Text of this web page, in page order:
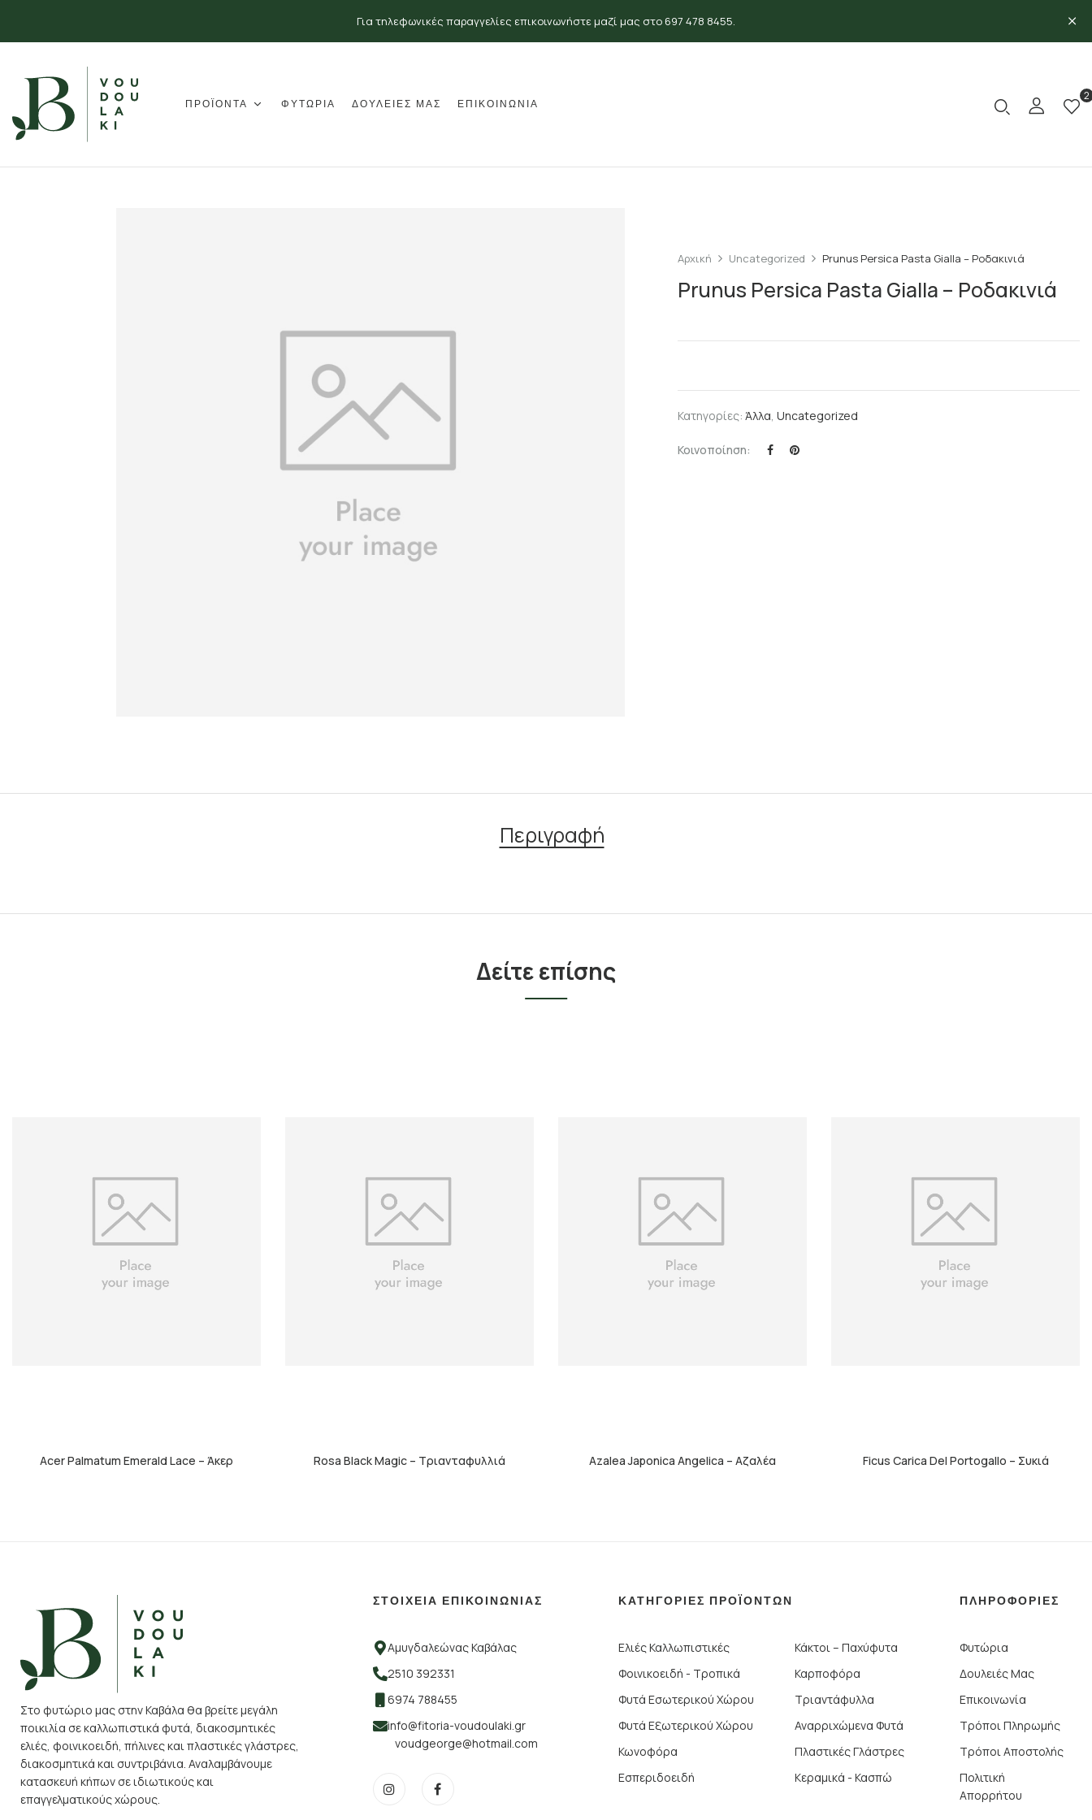
Για τηλεφωνικές παραγγελίες επικοινωνήστε μαζί μας στο 697 478 8455.
ΠΡΟΪΟΝΤΑ ΦΥΤΩΡΙΑ ΔΟΥΛΕΙΕΣ ΜΑΣ ΕΠΙΚΟΙΝΩΝΙΑ
2
Αρχική Uncategorized Prunus Persica Pasta Gialla – Ροδακινιά
Prunus Persica Pasta Gialla – Ροδακινιά
Κατηγορίες: Άλλα, Uncategorized
Κοινοποίηση:
Περιγραφή
Δείτε επίσης
Acer Palmatum Emerald Lace – Άκερ Rosa Black Magic – Τριανταφυλλιά Azalea Japonica Angelica – Αζαλέα Ficus Carica Del Portogallo – Συκιά
Στο φυτώριο μας στην Καβάλα θα βρείτε μεγάλη
ποικιλία σε καλλωπιστικά φυτά, διακοσμητικές
ελιές, φοινικοειδή, πήλινες και πλαστικές γλάστρες,
διακοσμητικά και συντριβάνια. Αναλαμβάνουμε
κατασκευή κήπων σε ιδιωτικούς και
επαγγελματικούς χώρους.
ΣΤΟΙΧΕΙΑ ΕΠΙΚΟΙΝΩΝΙΑΣ
Αμυγδαλεώνας Καβάλας
2510 392331
6974 788455
info@fitoria-voudoulaki.gr
voudgeorge@hotmail.com
ΚΑΤΗΓΟΡΙΕΣ ΠΡΟΪΟΝΤΩΝ
Ελιές Καλλωπιστικές
Φοινικοειδή - Τροπικά
Φυτά Εσωτερικού Χώρου
Φυτά Εξωτερικού Χώρου
Κωνοφόρα
Εσπεριδοειδή
Κάκτοι – Παχύφυτα
Καρποφόρα
Τριαντάφυλλα
Αναρριχώμενα Φυτά
Πλαστικές Γλάστρες
Κεραμικά - Κασπώ
ΠΛΗΡΟΦΟΡΙΕΣ
Φυτώρια
Δουλειές Μας
Επικοινωνία
Τρόποι Πληρωμής
Τρόποι Αποστολής
Πολιτική
Απορρήτου